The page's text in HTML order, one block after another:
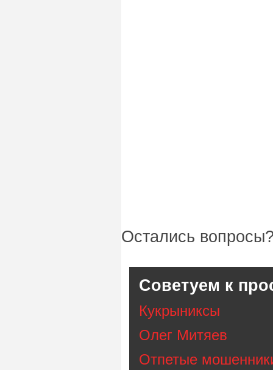
Остались
Советуем к
Кукрыниксы
Олег Митяев
Отпетые